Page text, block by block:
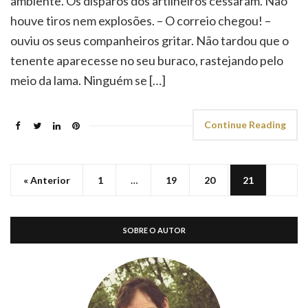
houve tiros nem explosões. – O correio chegou! –
ouviu os seus companheiros gritar. Não tardou que o
tenente aparecesse no seu buraco, rastejando pelo
meio da lama. Ninguém se […]
Continue Reading
« Anterior 1 … 19 20 21
SOBRE O AUTOR